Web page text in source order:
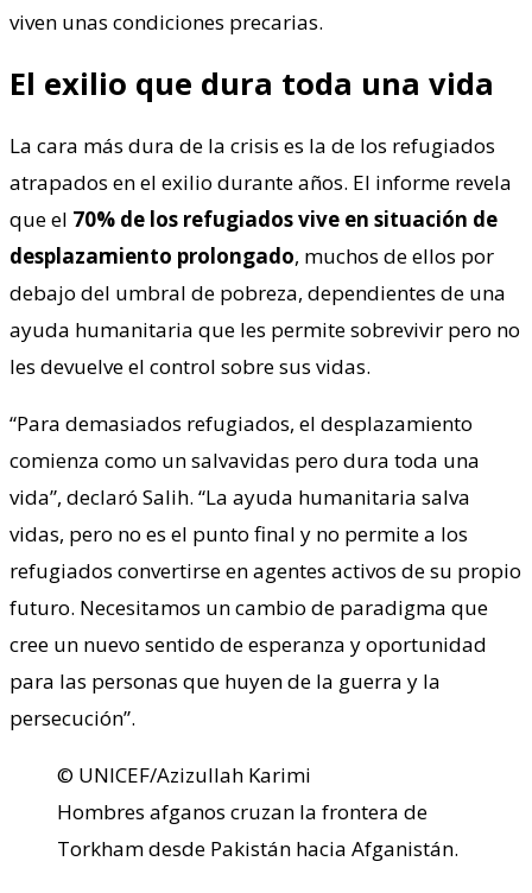
viven unas condiciones precarias.
El exilio que dura toda una vida
La cara más dura de la crisis es la de los refugiados
atrapados en el exilio durante años. El informe revela
que el 70% de los refugiados vive en situación de
desplazamiento prolongado, muchos de ellos por
debajo del umbral de pobreza, dependientes de una
ayuda humanitaria que les permite sobrevivir pero no
les devuelve el control sobre sus vidas.
“Para demasiados refugiados, el desplazamiento
comienza como un salvavidas pero dura toda una
vida”, declaró Salih. “La ayuda humanitaria salva
vidas, pero no es el punto final y no permite a los
refugiados convertirse en agentes activos de su propio
futuro. Necesitamos un cambio de paradigma que
cree un nuevo sentido de esperanza y oportunidad
para las personas que huyen de la guerra y la
persecución”.
© UNICEF/Azizullah Karimi
Hombres afganos cruzan la frontera de
Torkham desde Pakistán hacia Afganistán.